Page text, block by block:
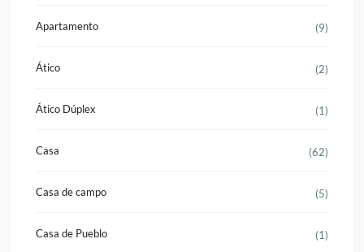
Apartamento (9)
Ático (2)
Ático Dúplex (1)
Casa (62)
Casa de campo (5)
Casa de Pueblo (1)